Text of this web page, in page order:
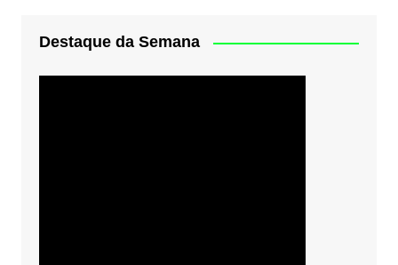
Destaque da Semana